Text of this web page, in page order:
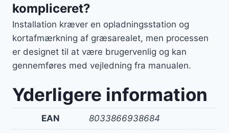
kompliceret?
Installation kræver en opladningsstation og
kortafmærkning af græsarealet, men processen
er designet til at være brugervenlig og kan
gennemføres med vejledning fra manualen.
Yderligere information
EAN 8033866938684